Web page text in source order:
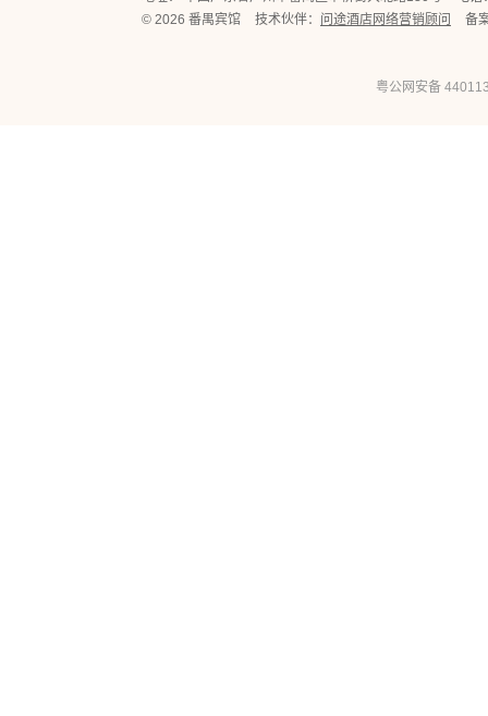
© 2026 番禺宾馆
技术伙伴： 问途酒店网络营销顾问 备
粤公网安备